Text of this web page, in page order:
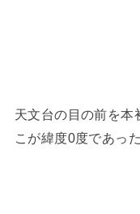
天文台の目の前を本
こが緯度0度であった